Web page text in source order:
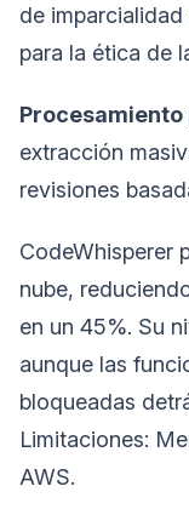
de
para la ética de
Procesamiento
extracción
revisiones
CodeWhisperer
nube,
en un 45%. Su
aunque las
bloqueadas
Limitaciones:
AWS.